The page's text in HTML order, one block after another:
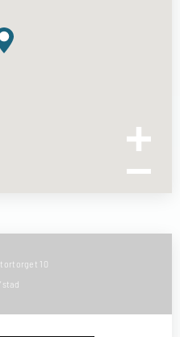
10